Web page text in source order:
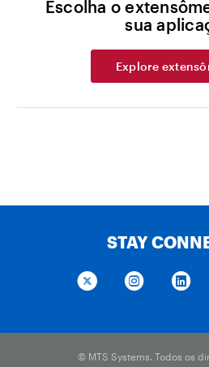
Escolha o
sua
Explore
STAY
© MTS Systems. Todos os